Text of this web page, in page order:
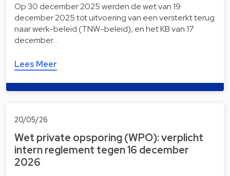
Op 30 december 2025 werden de wet van 19
december 2025 tot uitvoering van een versterkt terug
naar werk-beleid (TNW-beleid), en het KB van 17
december…
Lees Meer
20/05/26
Wet private opsporing (WPO): verplicht
intern reglement tegen 16 december
2026